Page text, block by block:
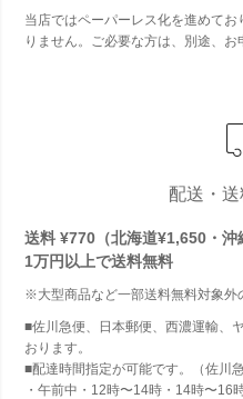
当店ではペーパーレス化を進めて
りません。ご必要な方は、別途、お
配送・
送料 ¥770（北海道¥1,650・沖
1万円以上で送料無料
※大型商品など一部送料無料対象外
■佐川急便、日本郵便、西濃運輸、
おります。
■配達時間指定が可能です。（佐川
・午前中・12時〜14時・14時〜16